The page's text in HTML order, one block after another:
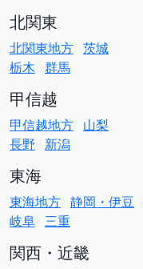
北関東
北関東地方 茨城
栃木 群馬
甲信越
甲信越地方 山梨
長野
新潟
東海
東海地方 静岡・伊豆
岐阜 三重
関西・近畿